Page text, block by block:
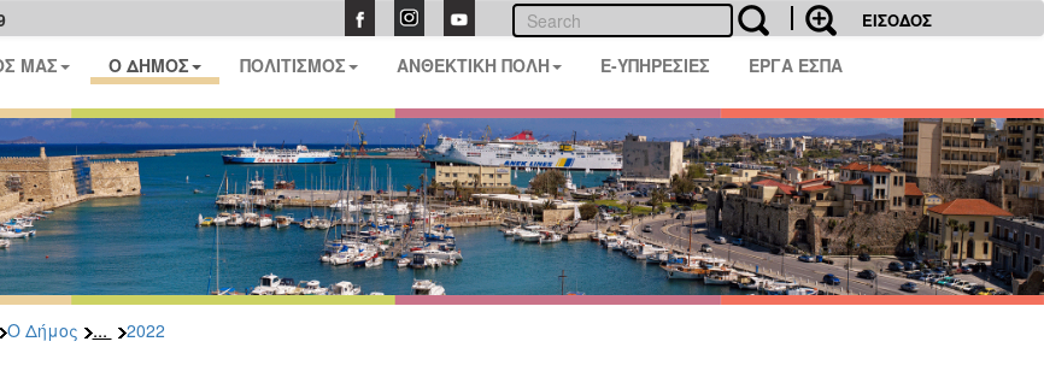
ΕΙΣΟΔΟΣ
ΜΑΣ Ο ΔΗΜΟΣ ΠΟΛΙΤΙΣΜΟΣ ΑΝΘΕΚΤΙΚΗ ΠΟΛΗ E-ΥΠΗΡΕΣΙΕΣ ΕΡΓΑ ΕΣΠΑ
Ο Δήμος ... 2022